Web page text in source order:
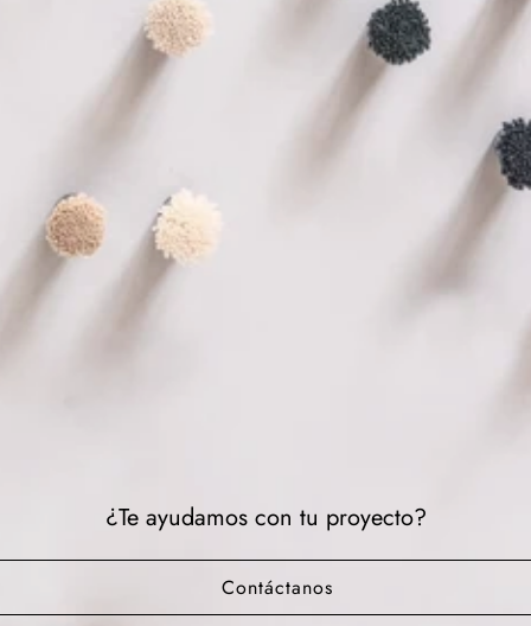
¿Te ayudamos con tu proyecto?
Contáctanos